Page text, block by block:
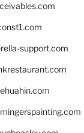
support.com